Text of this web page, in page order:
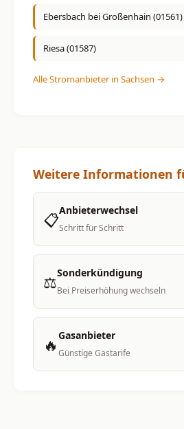
Ebersbach bei Großenhain (01561)
Riesa (01587)
Alle Stromanbieter in Sachsen →
Weitere Informationen
📋Anbieterwechsel
Schritt für Schritt
⚖️Sonderkündigung
Bei Preiserhöhung wechseln
🔥 Gasanbieter
Günstige Gastarife